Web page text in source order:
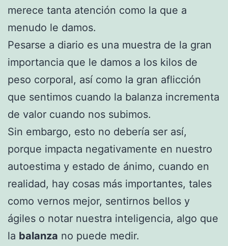
merece tanta atención como la que a
menudo le damos.
Pesarse a diario es una muestra de la gran
importancia que le damos a los kilos de
peso corporal, así como la gran aflicción
que sentimos cuando la balanza incrementa
de valor cuando nos subimos.
Sin embargo, esto no debería ser así,
porque impacta negativamente en nuestro
autoestima y estado de ánimo, cuando en
realidad, hay cosas más importantes, tales
como vernos mejor, sentirnos bellos y
ágiles o notar nuestra inteligencia, algo que
la balanza no puede medir.